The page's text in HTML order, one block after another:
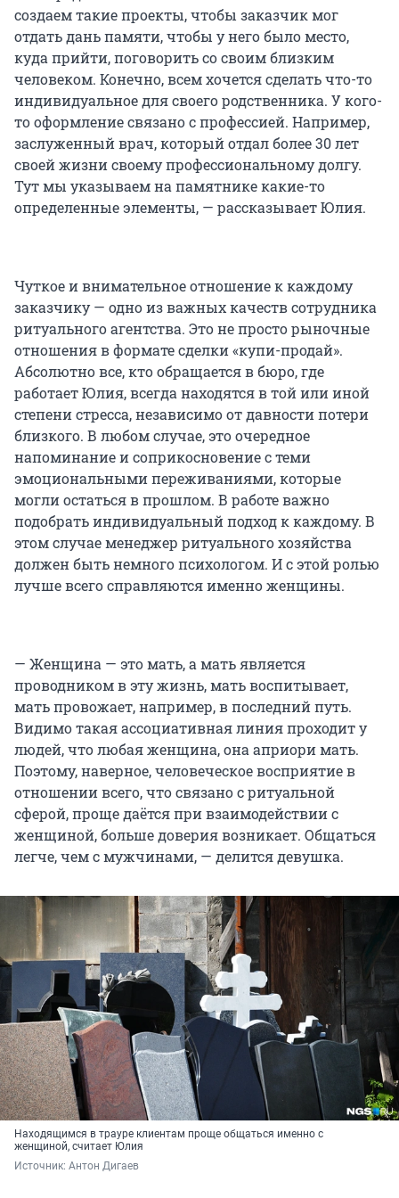
создаем такие проекты, чтобы заказчик мог
отдать дань памяти, чтобы у него было место,
куда прийти, поговорить со своим близким
человеком. Конечно, всем хочется сделать что-то
индивидуальное для своего родственника. У кого-
то оформление связано с профессией. Например,
заслуженный врач, который отдал более 30 лет
своей жизни своему профессиональному долгу.
Тут мы указываем на памятнике какие-то
определенные элементы, — рассказывает Юлия.
Чуткое и внимательное отношение к каждому
заказчику — одно из важных качеств сотрудника
ритуального агентства. Это не просто рыночные
отношения в формате сделки «купи-продай».
Абсолютно все, кто обращается в бюро, где
работает Юлия, всегда находятся в той или иной
степени стресса, независимо от давности потери
близкого. В любом случае, это очередное
напоминание и соприкосновение с теми
эмоциональными переживаниями, которые
могли остаться в прошлом. В работе важно
подобрать индивидуальный подход к каждому. В
этом случае менеджер ритуального хозяйства
должен быть немного психологом. И с этой ролью
лучше всего справляются именно женщины.
— Женщина — это мать, а мать является
проводником в эту жизнь, мать воспитывает,
мать провожает, например, в последний путь.
Видимо такая ассоциативная линия проходит у
людей, что любая женщина, она априори мать.
Поэтому, наверное, человеческое восприятие в
отношении всего, что связано с ритуальной
сферой, проще даётся при взаимодействии с
женщиной, больше доверия возникает. Общаться
легче, чем с мужчинами, — делится девушка.
Находящимся в трауре клиентам проще общаться именно с
женщиной, считает Юлия
Источник: Антон Дигаев